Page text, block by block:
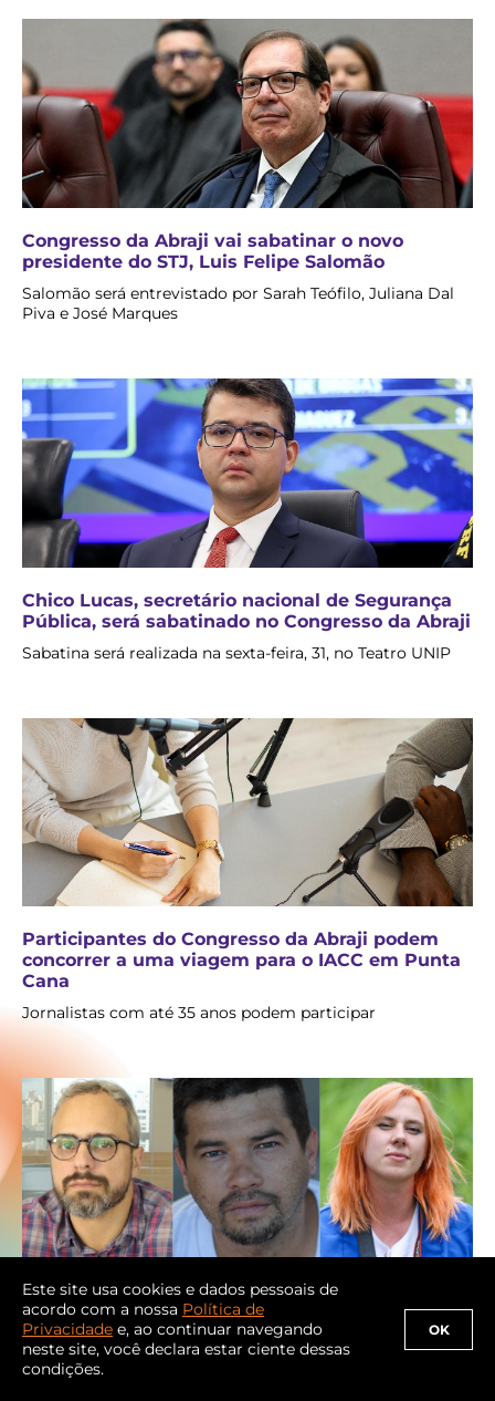
Congresso da Abraji vai sabatinar o novo
presidente do STJ, Luis Felipe Salomão
Salomão será entrevistado por Sarah Teófilo, Juliana Dal
Piva e José Marques
Chico Lucas, secretário nacional de Segurança
Pública, será sabatinado no Congresso da Abraji
Sabatina será realizada na sexta-feira, 31, no Teatro UNIP
Participantes do Congresso da Abraji podem
concorrer a uma viagem para o IACC em Punta
Cana
Jornalistas com até 35 anos podem participar
Três vencedores do Gabo 2026 participam do
Congresso da Abraji
Gabriela Biló, Artur Rodrigues e Carlos Martínez vão falar
de seu trabalho
Este site usa cookies e dados pessoais de
acordo com a nossa Política de
Privacidade e, ao continuar navegando
neste site, você declara estar ciente dessas
condições.
OK